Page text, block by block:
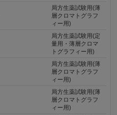
局方生薬試験用(薄
層クロマトグラフ
ィー用)
局方生薬試験用(定
量用・薄層クロマ
トグラフィー用)
局方生薬試験用(薄
層クロマトグラフ
ィー用)
局方生薬試験用(薄
層クロマトグラフ
ィー用)